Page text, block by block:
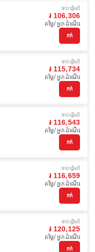
ចាប់ផ្ដើមពី
៛ 106,306
តម្លៃ/ អ្នកដំណើរ
កក់
ចាប់ផ្ដើមពី
៛ 115,734
តម្លៃ/ អ្នកដំណើរ
កក់
ចាប់ផ្ដើមពី
៛ 116,543
តម្លៃ/ អ្នកដំណើរ
កក់
ចាប់ផ្ដើមពី
៛ 116,659
តម្លៃ/ អ្នកដំណើរ
កក់
ចាប់ផ្ដើមពី
៛ 120,125
តម្លៃ/ អ្នកដំណើរ
កក់